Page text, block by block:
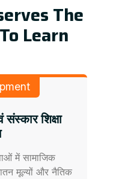
The
Learn
शिक्षा
में सामाजिक
मूल्यों और नैतिक